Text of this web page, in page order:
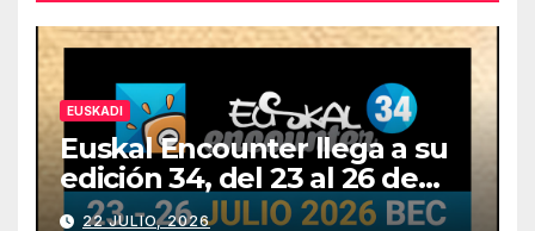
EUSKADI
Euskal Encounter llega a su
edición 34, del 23 al 26 de
julio
22 JULIO, 2026